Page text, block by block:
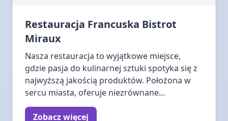
Restauracja Francuska Bistrot
Miraux
Nasza restauracja to wyjątkowe miejsce,
gdzie pasja do kulinarnej sztuki spotyka się z
najwyższą jakością produktów. Położona w
sercu miasta, oferuje niezrównane...
Zobacz więcej